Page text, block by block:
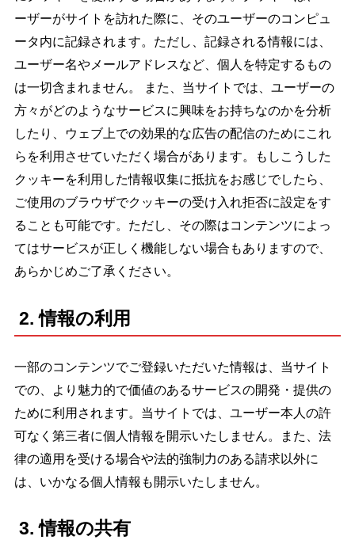
ーザーがサイトを訪れた際に、そのユーザーのコンピュ
ータ内に記録されます。ただし、記録される情報には、
ユーザー名やメールアドレスなど、個人を特定するもの
は一切含まれません。 また、当サイトでは、ユーザーの
方々がどのようなサービスに興味をお持ちなのかを分析
したり、ウェブ上での効果的な広告の配信のためにこれ
らを利用させていただく場合があります。もしこうした
クッキーを利用した情報収集に抵抗をお感じでしたら、
ご使用のブラウザでクッキーの受け入れ拒否に設定をす
ることも可能です。ただし、その際はコンテンツによっ
てはサービスが正しく機能しない場合もありますので、
あらかじめご了承ください。
2. 情報の利用
一部のコンテンツでご登録いただいた情報は、当サイト
での、より魅力的で価値のあるサービスの開発・提供の
ために利用されます。当サイトでは、ユーザー本人の許
可なく第三者に個人情報を開示いたしません。また、法
律の適用を受ける場合や法的強制力のある請求以外に
は、いかなる個人情報も開示いたしません。
3. 情報の共有